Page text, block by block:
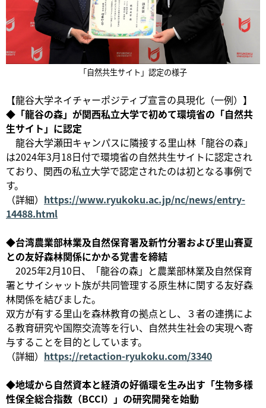
「自然共生サイト」認定の様子
【龍谷大学ネイチャーポジティブ宣言の具現化（一例）】
◆「龍谷の森」が関西私立大学で初めて環境省の「自然共
生サイト」に認定
龍谷大学瀬田キャンパスに隣接する里山林「龍谷の森」
は2024年3月18日付で環境省の自然共生サイトに認定され
ており、関西の私立大学で認定されたのは初となる事例で
す。
（詳細） https://www.ryukoku.ac.jp/nc/news/entry-
14488.html
◆台湾農業部林業及自然保育署及新竹分署および里山賽夏
との友好森林関係にかかる覚書を締結
2025年2月10日、「龍谷の森」と農業部林業及自然保育
署とサイシャット族が共同管理する原生林に関する友好森
林関係を結びました。
双方が有する里山を森林教育の拠点とし、３者の連携によ
る教育研究や国際交流等を行い、自然共生社会の実現へ寄
与することを目的としています。
（詳細） https://retaction-ryukoku.com/3340
◆地域から自然資本と経済の好循環を生み出す「生物多様
性保全総合指数（BCCI）」の研究開発を始動